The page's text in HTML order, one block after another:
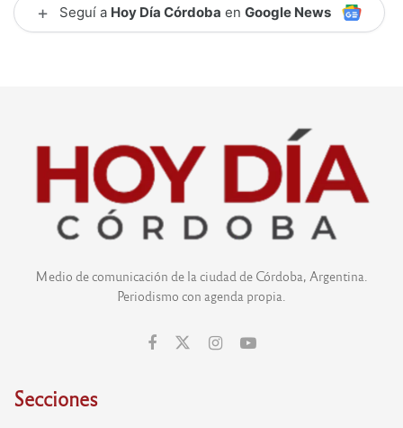
+ Seguí a Hoy Día Córdoba en Google News
Medio de comunicación de la ciudad de Córdoba, Argentina.
Periodismo con agenda propia.
Secciones